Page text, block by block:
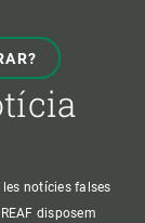
notícies falses
disposem